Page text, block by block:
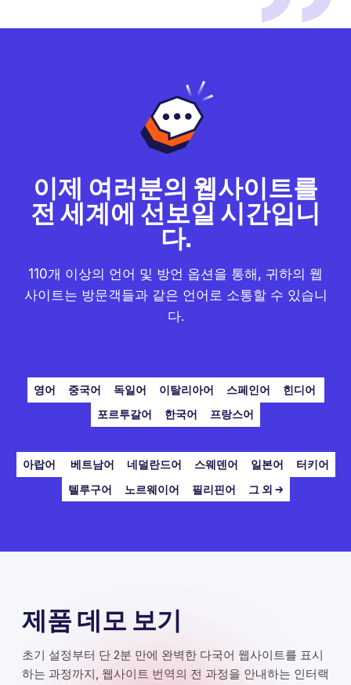
이제 여러분의 웹사이트를
전 세계에 선보일 시간입니
다.
110개 이상의 언어 및 방언 옵션을 통해, 귀하의 웹
사이트는 방문객들과 같은 언어로 소통할 수 있습니
다.
영어 중국어 독일어 이탈리아어 스페인어
힌디어
포르투갈어
한국어 프랑스어
아랍어 베트남어 네덜란드어 스웨덴어 일본어
터키어
텔루구어
노르웨이어 필리핀어 그 외 →
제품 데모 보기
초기 설정부터 단 2분 만에 완벽한 다국어 웹사이트를 표시
하는 과정까지, 웹사이트 번역의 전 과정을 안내하는 인터랙